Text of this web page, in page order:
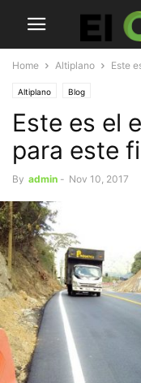
Home Altiplano Este
Altiplano Blog
Este es el
para este
By admin - Nov 10, 2017